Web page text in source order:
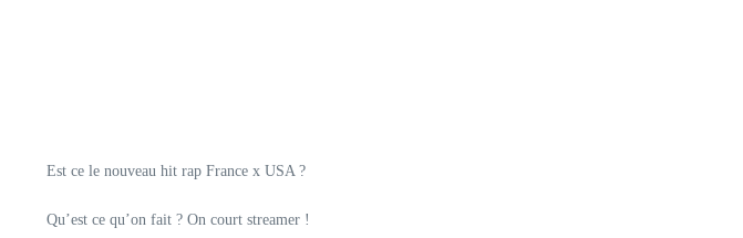
Est ce le nouveau hit rap France x USA ?
Qu’est ce qu’on fait ? On court streamer !